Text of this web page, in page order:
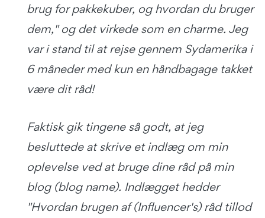
brug for pakkekuber, og hvordan du bruger
dem," og det virkede som en charme. Jeg
var i stand til at rejse gennem Sydamerika i
6 måneder med kun en håndbagage takket
være dit råd!
Faktisk gik tingene så godt, at jeg
besluttede at skrive et indlæg om min
oplevelse ved at bruge dine råd på min
blog (blog name). Indlægget hedder
"Hvordan brugen af (Influencer's) råd tillod